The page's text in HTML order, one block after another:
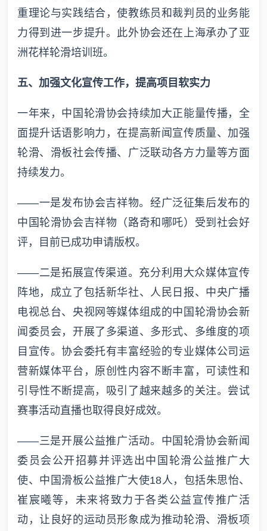
重理论与实践结合，使教练员和裁判员的业务能
力得到进一步提升。此外协会还在上海承办了亚
洲花样轮滑培训班。
五、加强文化宣传工作，提高项目软实力
一年来，中国轮滑协会持续加大正能量传播，全
面提升话语影响力，在提高新闻宣传质量、加强
轮滑、滑板社会传播、广泛联动各方力量等方面
持续发力。
——一是发布协会吉祥物。经广泛征集后发布的
中国轮滑协会吉祥物（路奇和哪吒）受到社会好
评，目前已成功申请版权。
——二是拓展宣传渠道。充分利用大众媒体宣传
阵地，成立了包括新华社、人民日报、中央广播
电视总台、央视网等媒体组成的中国轮滑协会新
闻委员会，开展了多渠道、多形式、多维度的项
目宣传。协会委托有丰富经验的专业媒体公司运
营新媒体平台，原创性内容不断丰富，可读性和
引导性不断提高，吸引了越来越多的关注。尝试
赛事活动直播也取得良好成效。
——三是开展公益推广活动。中国轮滑协会新闻
委员会公开招募并评选出中国轮滑公益推广大
使、中国滑板公益推广大使18人，包括朱思怡、
崔宸曦等，未来将致力于各类公益宣传推广活
动，让良好的运动员形象成为推动轮滑、滑板项